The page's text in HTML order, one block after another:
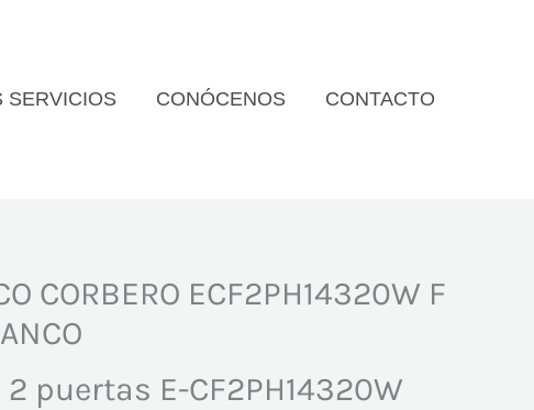
SERVICIOS CONÓCENOS CONTACTO
CORBERO ECF2PH14320W F
puertas E-CF2PH14320W